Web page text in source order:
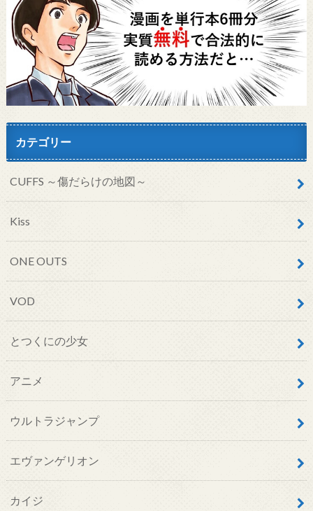
カテゴリー
CUFFS ～傷だらけの地図～
Kiss
ONE OUTS
VOD
とつくにの少女
アニメ
ウルトラジャンプ
エヴァンゲリオン
カイジ